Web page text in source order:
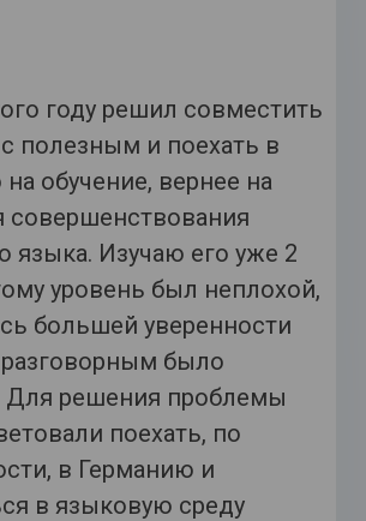
году решил совместить
полезным и поехать в
обучение, вернее на
совершенствования
языка. Изучаю его уже 2
уровень был неплохой,
большей уверенности
разговорным было
Для решения проблемы
поехать, по
в Германию и
в языковую среду